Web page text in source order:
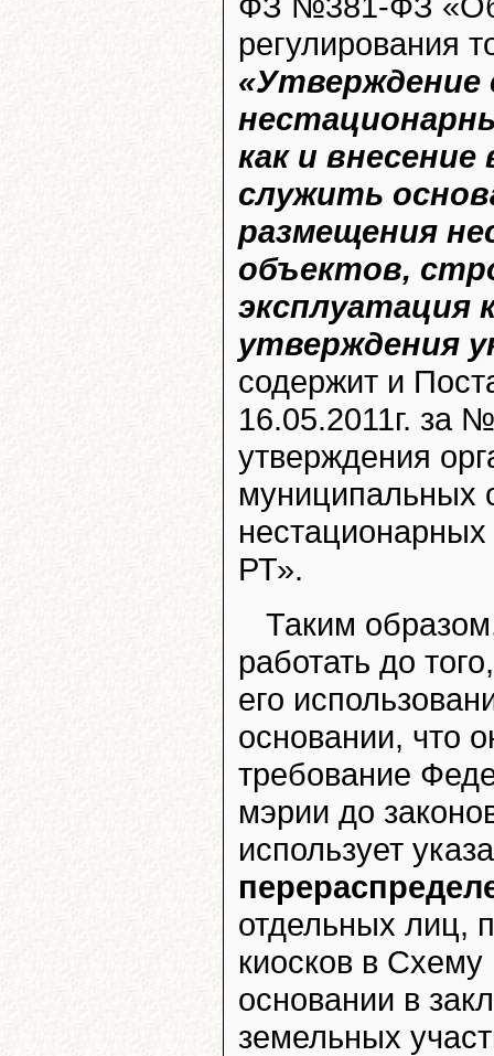
регулирования
«Утверждение
как и
служить
размещения
объектов,
утверждения
содержит и
16.05.2011г. за
утверждения
муниципальных
нестационарных
РТ».
Таким
работать до
его
основании, что
требование
мэрии до
использует
отдельных лиц,
киосков в
основании в
земельных